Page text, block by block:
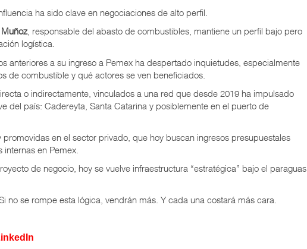
ha sido clave en negociaciones de alto perfil.
, responsable del abasto de combustibles, mantiene un perfil bajo pero
logística.
anteriores a su ingreso a Pemex ha despertado inquietudes, especialmente
de combustible y qué actores se ven beneficiados.
o indirectamente, vinculados a una red que desde 2019 ha impulsado
del país: Cadereyta, Santa Catarina y posiblemente en el puerto de
en el sector privado, que hoy buscan ingresos presupuestales
en Pemex.
de negocio, hoy se vuelve infraestructura “estratégica” bajo el paraguas
no se rompe esta lógica, vendrán más. Y cada una costará más cara.